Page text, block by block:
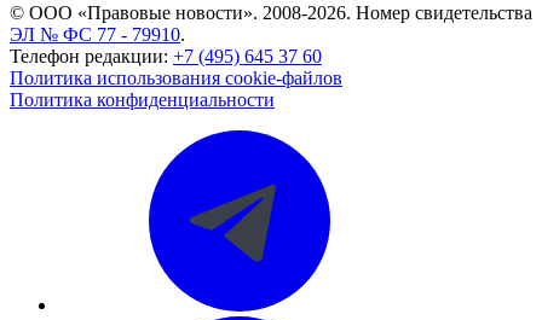
© ООО «Правовые новости». 2008-2026. Номер свидетельства
ЭЛ № ФС 77 - 79910.
Телефон редакции: +7 (495) 645 37 60
Политика использования cookie-файлов
Политика конфиденциальности